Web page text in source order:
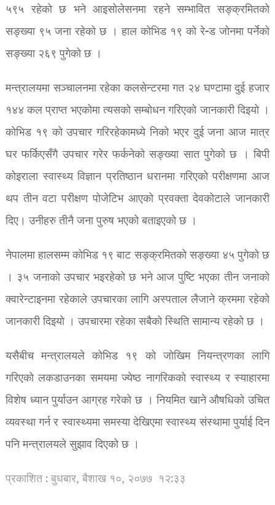
५९५ रहेको छ भने आइसोलेसनमा रहने सम्भावित सङ्क्रमितको
सङ्ख्या ९५ जना रहेको छ । हाल कोभिड १९ को रे-ड जोनमा पर्नेको
सङ्ख्या २६९ पुगेको छ ।
मन्त्रालयमा सञ्चालनमा रहेका कलसेन्टरमा गत २४ घण्टामा दुई हजार
१४४ कल प्राप्त भएकोमा त्यसको सम्बोधन गरिएको जानकारी दिइयो ।
कोभिड १९ को उपचार गरिरहेकामध्ये निको भएर दुई जना आज मात्र
घर फर्किएसँगै उपचार गरेर फर्कनेको सङ्ख्या सात पुगेको छ । बिपी
कोइराला स्वास्थ्य विज्ञान प्रतिष्ठान धरानमा गरिएको परीक्षणमा आज
थप तीन वटा परीक्षण पोजेटिभ आएको प्रवक्ता देवकोटाले जानकारी
दिए। उनीहरु तीनै जना पुरुष भएको बताइएको छ ।
नेपालमा हालसम्म कोभिड १९ बाट सङ्क्रमितको सङ्ख्या ४५ पुगेको छ
। ३५ जनाको उपचार भइरहेको छ भने आज पुष्टि भएका तीन जनाको
क्वारेन्टाइनमा रहेकाले उपचारका लागि अस्पताल लैजाने क्रममा रहेको
जानकारी दिइयो । उपचारमा रहेका सबैको स्थिति सामान्य रहेको छ ।
यसैबीच मन्त्रालयले कोभिड १९ को जोखिम नियन्त्रणका लागि
गरिएको लकडाउनका समयमा ज्येष्ठ नागरिकको स्वास्थ्य र स्याहारमा
विशेष ध्यान पुर्याउन आग्रह गरेको छ । नियमित खाने औषधिको उचित
व्यवस्था गर्न र स्वास्थ्यमा समस्या देखिएमा स्वास्थ्य संस्थामा पुर्याई दिन
पनि मन्त्रालयले सुझाव दिएको छ ।
प्रकाशित : बुधबार, बैशाख १०, २०७७ १२:३३